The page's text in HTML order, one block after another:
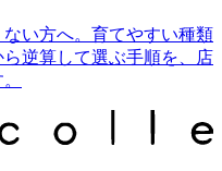
い方へ。育てやすい種類
逆算して選ぶ手順を、店